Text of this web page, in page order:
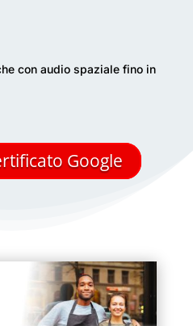
con audio spaziale fino in
Google